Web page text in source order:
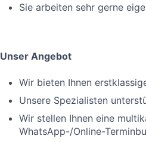
Sie arbeiten sehr gerne
Unser Angebot
Wir bieten Ihnen
Unsere Spezialisten
Wir stellen Ihnen eine
WhatsApp-/Online-